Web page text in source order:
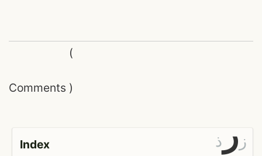
Comments
(
)
Index ذ ر ز